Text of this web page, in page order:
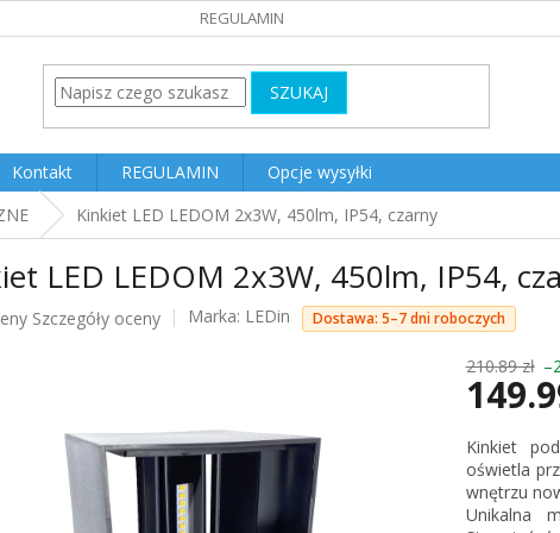
REGULAMIN
SZUKAJ
Kontakt REGULAMIN
Opcje wysyłki
Kinkiet LED LEDOM 2x3W, 450lm, IP54, czarny
LED LEDOM 2x3W, 450lm, IP54,
Szczegóły oceny Marka: LEDin Dostawa: 5–7 dni roboczych
210.89 zł
Kinkiet
oświetla
wnętrzu
Unikalna